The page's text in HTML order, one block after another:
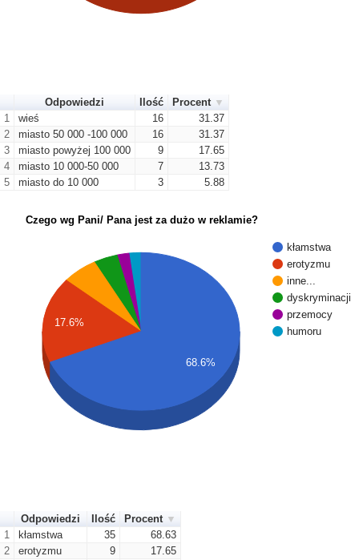
Odpowiedzi Ilość
Procent
1
wieś 16
31.37
2
miasto 50 000 -100 000 16
31.37
3
miasto powyżej 100 000 9
17.65
4
miasto 10 000-50 000 7
13.73
5
miasto do 10 000 3 5.88
Czego wg Pani/ Pana jest za dużo w reklamie?
kłamstwa
erotyzmu
inne...
dyskryminacji
przemocy
humoru
17.6%
68.6%
Odpowiedzi Ilość
Procent
1
kłamstwa 35
68.63
2
erotyzmu 9
17.65